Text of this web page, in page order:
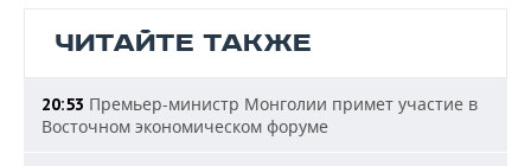
ЧИТАЙТЕ ТАКЖЕ
20:53 Премьер-министр Монголии примет участие в
Восточном экономическом форуме